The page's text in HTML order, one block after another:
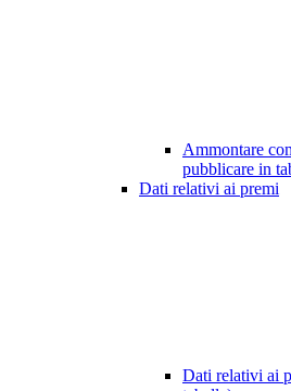
Ammontare
pubblicare in
Dati relativi ai premi
Dati relativi ai